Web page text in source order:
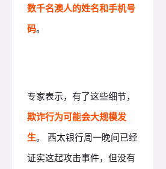
数千名澳人的姓名和手机号
码。
专家表示，有了这些细节，
欺诈行为可能会大规模发
生。 西太银行周一晚间已经
证实这起攻击事件，但没有